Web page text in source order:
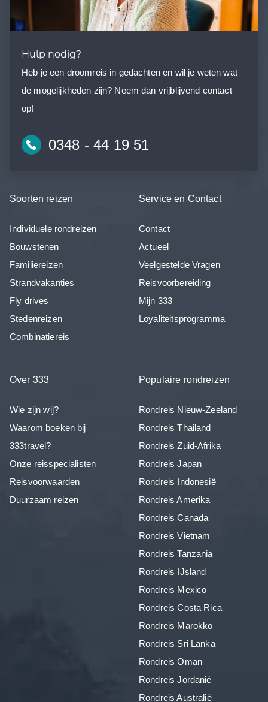
Hulp nodig?
Heb je een droomreis in gedachten en wil je weten wat
de mogelijkheden zijn? Neem dan vrijblijvend contact
op!
0348 - 44 19 51
Soorten reizen
Individuele rondreizen
Bouwstenen
Familiereizen
Strandvakanties
Fly drives
Stedenreizen
Combinatiereis
Service en Contact
Contact
Actueel
Veelgestelde Vragen
Reisvoorbereiding
Mijn 333
Loyaliteitsprogramma
Over 333
Wie zijn wij?
Waarom boeken bij
333travel?
Onze reisspecialisten
Reisvoorwaarden
Duurzaam reizen
Populaire rondreizen
Rondreis Nieuw-Zeeland
Rondreis Thailand
Rondreis Zuid-Afrika
Rondreis Japan
Rondreis Indonesië
Rondreis Amerika
Rondreis Canada
Rondreis Vietnam
Rondreis Tanzania
Rondreis IJsland
Rondreis Mexico
Rondreis Costa Rica
Rondreis Marokko
Rondreis Sri Lanka
Rondreis Oman
Rondreis Jordanië
Rondreis Australië